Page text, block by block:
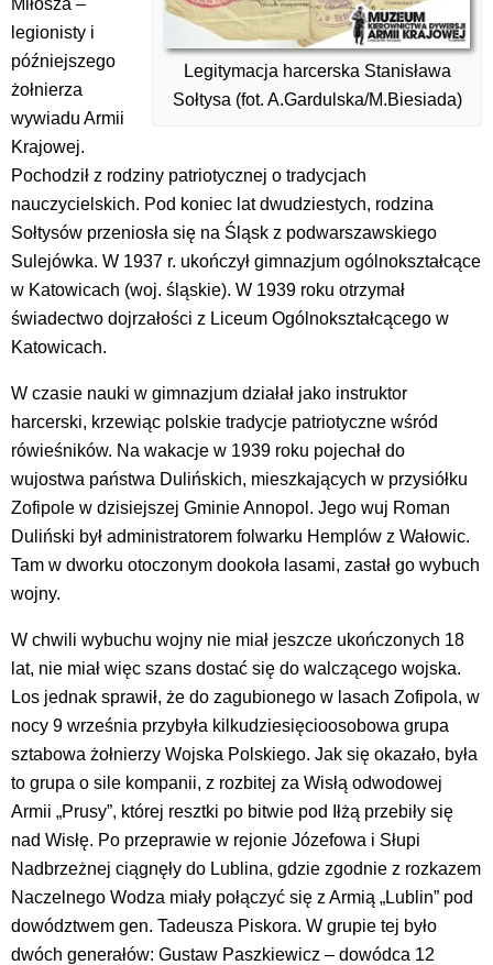
Legitymacja harcerska Stanisława
Sołtysa (fot. A.Gardulska/M.Biesiada)
legionisty i
późniejszego
żołnierza
wywiadu Armii
Krajowej.
Pochodził z rodziny patriotycznej o tradycjach
nauczycielskich. Pod koniec lat dwudziestych, rodzina
Sołtysów przeniosła się na Śląsk z podwarszawskiego
Sulejówka. W 1937 r. ukończył gimnazjum ogólnokształcące
w Katowicach (woj. śląskie). W 1939 roku otrzymał
świadectwo dojrzałości z Liceum Ogólnokształcącego w
Katowicach.
W czasie nauki w gimnazjum działał jako instruktor
harcerski, krzewiąc polskie tradycje patriotyczne wśród
rówieśników. Na wakacje w 1939 roku pojechał do
wujostwa państwa Dulińskich, mieszkających w przysiółku
Zofipole w dzisiejszej Gminie Annopol. Jego wuj Roman
Duliński był administratorem folwarku Hemplów z Wałowic.
Tam w dworku otoczonym dookoła lasami, zastał go wybuch
wojny.
W chwili wybuchu wojny nie miał jeszcze ukończonych 18
lat, nie miał więc szans dostać się do walczącego wojska.
Los jednak sprawił, że do zagubionego w lasach Zofipola, w
nocy 9 września przybyła kilkudziesięcioosobowa grupa
sztabowa żołnierzy Wojska Polskiego. Jak się okazało, była
to grupa o sile kompanii, z rozbitej za Wisłą odwodowej
Armii „Prusy”, której resztki po bitwie pod Iłżą przebiły się
nad Wisłę. Po przeprawie w rejonie Józefowa i Słupi
Nadbrzeżnej ciągnęły do Lublina, gdzie zgodnie z rozkazem
Naczelnego Wodza miały połączyć się z Armią „Lublin” pod
dowództwem gen. Tadeusza Piskora. W grupie tej było
dwóch generałów: Gustaw Paszkiewicz – dowódca 12